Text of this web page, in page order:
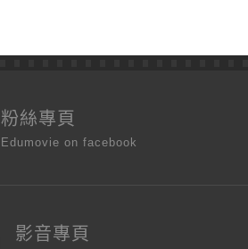
粉絲專頁
Edumovie on facebook
影音專頁